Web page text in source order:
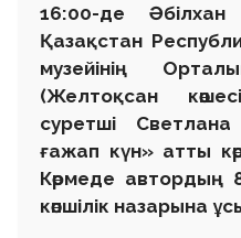
16:00-де
Қазақстан
музейінің
(Желтоқсан
суретші
ғажап күн» атты
Көрмеде автордың
көпшілік назарына